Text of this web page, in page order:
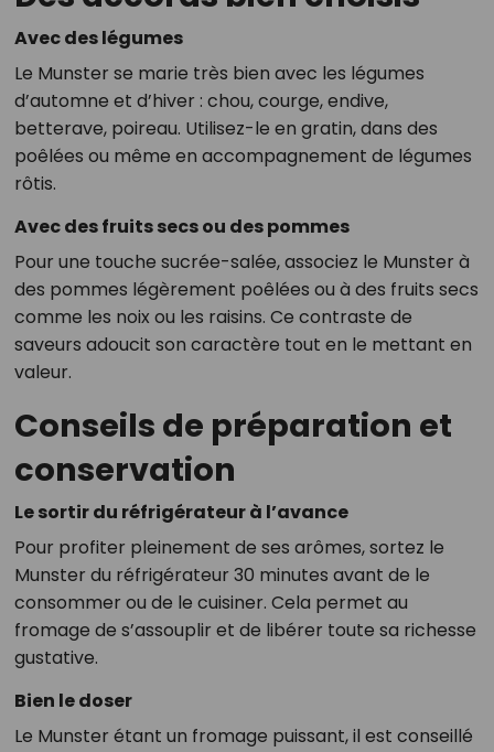
Avec des légumes
Le Munster se marie très bien avec les légumes
d’automne et d’hiver : chou, courge, endive,
betterave, poireau. Utilisez-le en gratin, dans des
poêlées ou même en accompagnement de légumes
rôtis.
Avec des fruits secs ou des pommes
Pour une touche sucrée-salée, associez le Munster à
des pommes légèrement poêlées ou à des fruits secs
comme les noix ou les raisins. Ce contraste de
saveurs adoucit son caractère tout en le mettant en
valeur.
Conseils de préparation et
conservation
Le sortir du réfrigérateur à l’avance
Pour profiter pleinement de ses arômes, sortez le
Munster du réfrigérateur 30 minutes avant de le
consommer ou de le cuisiner. Cela permet au
fromage de s’assouplir et de libérer toute sa richesse
gustative.
Bien le doser
Le Munster étant un fromage puissant, il est conseillé